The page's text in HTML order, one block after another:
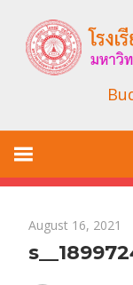
content
August 16, 2021